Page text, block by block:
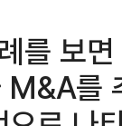
를 보
를